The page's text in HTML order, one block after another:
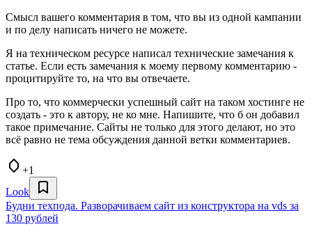
Смысл вашего комментария в том, что вы из одной кампании
и по делу написать ничего не можете.
Я на техническом ресурсе написал технические замечания к
статье. Если есть замечания к моему первому комментарию -
процитируйте то, на что вы отвечаете.
Про то, что коммерчески успешный сайт на таком хостинге не
создать - это к автору, не ко мне. Напишите, что б он добавил
такое примечание. Сайты не только для этого делают, но это
всё равно не тема обсуждения данной ветки комментариев.
+1
Look
Будни техпода. Разворачиваем сайт из конструктора на vds за
130 рублей